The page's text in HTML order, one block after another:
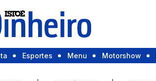
Esportes Menu Motorshow